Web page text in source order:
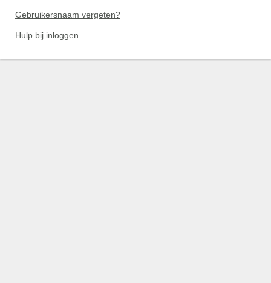
Gebruikersnaam vergeten?
Hulp bij inloggen